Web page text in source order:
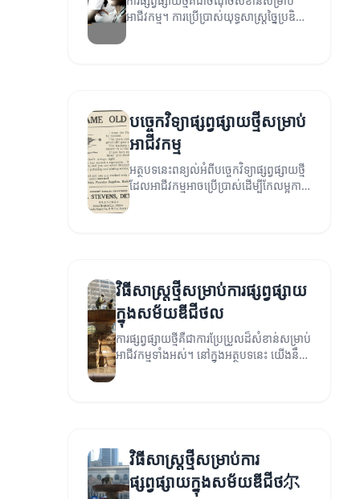
អាជីវកម្ម។ ការប្រើប្រាស់យុទ្ធសាស្ត្រច្នៃប្រឌិត
បច្ចេកវិទ្យាផ្សព្វផ្សាយថ្មីសម្រាប់
អាជីវកម្ម
អត្ថបទនេះពន្យល់អំពីបច្ចេកវិទ្យាផ្សព្វផ្សាយថ្មី
ដែលអាជីវកម្មអាចប្រើប្រាស់ដើម្បីកែលម្អការ
វិធីសាស្ត្រថ្មីសម្រាប់ការផ្សព្វផ្សាយ
ក្នុងសម័យឌីជីថល
ការផ្សព្វផ្សាយថ្មីគឺជាការប្រែប្រួលដ៏សំខាន់សម្រាប់
អាជីវកម្មទាំងអស់។ នៅក្នុងអត្ថបទនេះ យើងនឹង
ពិភាក្សាពីវិធីសាស្ត្រថ្មីៗ និងបច្ចេកវិទ្យាថ្មី ដែល
វិធីសាស្ត្រថ្មីសម្រាប់ការ
ផ្សព្វផ្សាយក្នុងសម័យឌីជីថ尔